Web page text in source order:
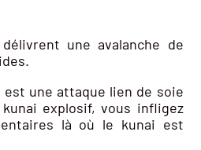
une avalanche de
une attaque lien de soie
kunai explosif, vous infligez
là où le kunai est